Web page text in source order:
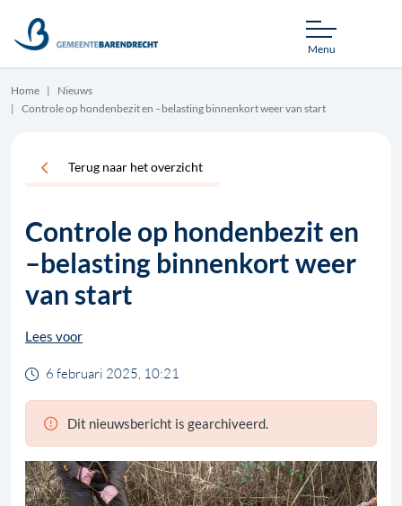
Menu
Home
Nieuws
Controle op hondenbezit en –belasting binnenkort weer van start
Terug naar het overzicht
Controle op hondenbezit en
–belasting binnenkort weer
van start
Lees voor
6 februari 2025, 10:21
Dit nieuwsbericht is gearchiveerd.